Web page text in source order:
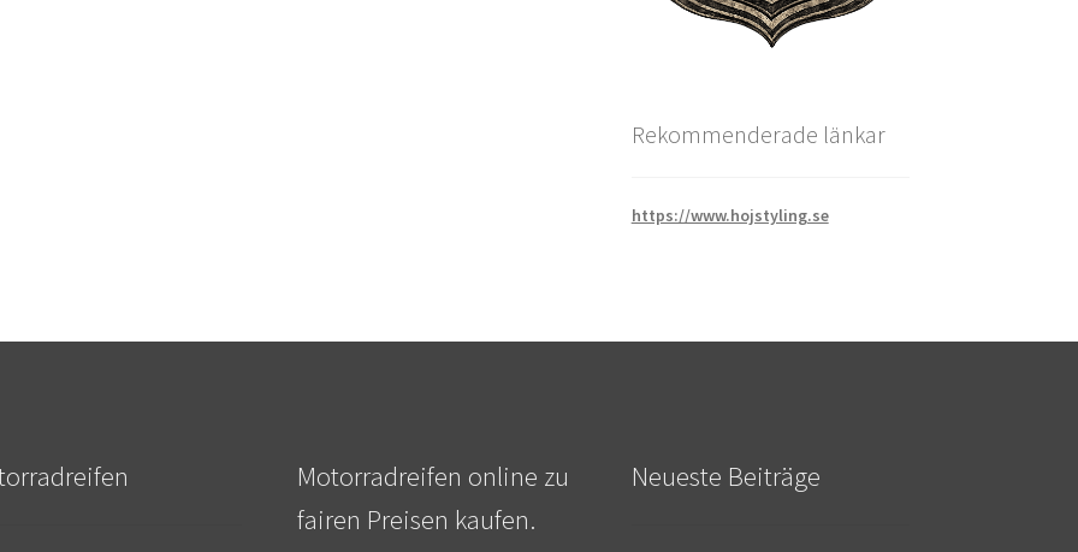
Rekommenderade länkar
https://www.hojstyling.se
Motorradreifen online zu
fairen Preisen kaufen.
Neueste Beiträge